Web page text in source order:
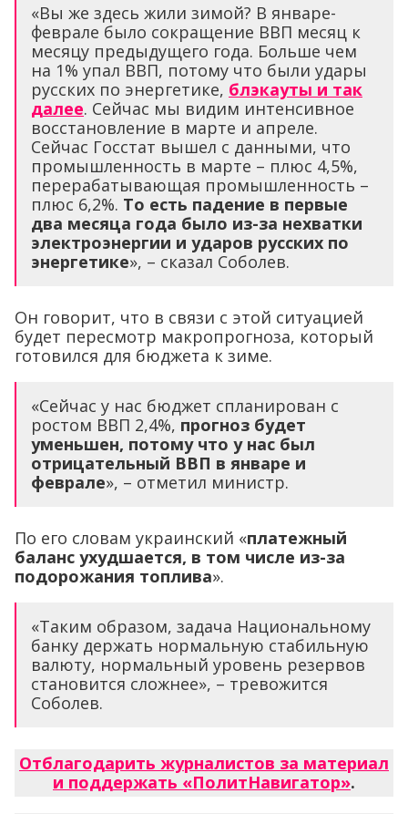
«Вы же здесь жили зимой? В январе-
феврале было сокращение ВВП месяц к
месяцу предыдущего года. Больше чем
на 1% упал ВВП, потому что были удары
русских по энергетике, блэкауты и так
далее. Сейчас мы видим интенсивное
восстановление в марте и апреле.
Сейчас Госстат вышел с данными, что
промышленность в марте – плюс 4,5%,
перерабатывающая промышленность –
плюс 6,2%. То есть падение в первые
два месяца года было из-за нехватки
электроэнергии и ударов русских по
энергетике», – сказал Соболев.
Он говорит, что в связи с этой ситуацией
будет пересмотр макропрогноза, который
готовился для бюджета к зиме.
«Сейчас у нас бюджет спланирован с
ростом ВВП 2,4%, прогноз будет
уменьшен, потому что у нас был
отрицательный ВВП в январе и
феврале», – отметил министр.
По его словам украинский «платежный
баланс ухудшается, в том числе из-за
подорожания топлива».
«Таким образом, задача Национальному
банку держать нормальную стабильную
валюту, нормальный уровень резервов
становится сложнее», – тревожится
Соболев.
Отблагодарить журналистов за материал
и поддержать «ПолитНавигатор».